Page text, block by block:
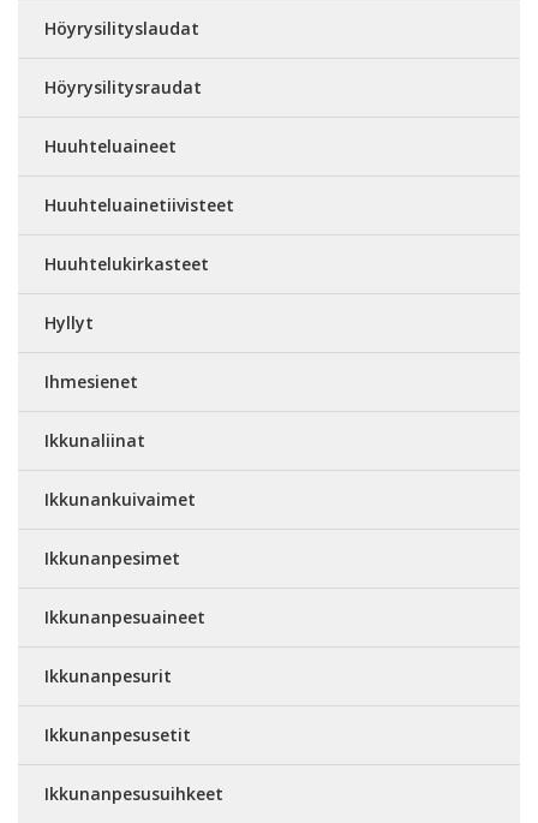
Höyrysilityslaudat
Höyrysilitysraudat
Huuhteluaineet
Huuhteluainetiivisteet
Huuhtelukirkasteet
Hyllyt
Ihmesienet
Ikkunaliinat
Ikkunankuivaimet
Ikkunanpesimet
Ikkunanpesuaineet
Ikkunanpesurit
Ikkunanpesusetit
Ikkunanpesusuihkeet